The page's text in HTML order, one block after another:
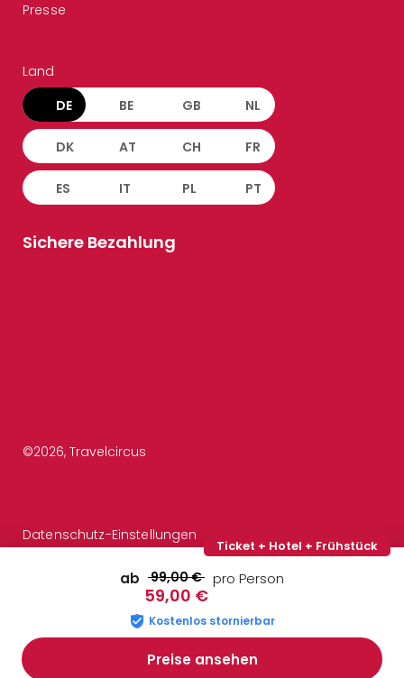
Ticket + Hotel + Frühstück
ab 99,00 €
59,00 €
pro Person
Kostenlos stornierbar
Preise ansehen
Presse
Land
DE BE GB NL
DK AT CH FR
ES IT PL PT
Sichere Bezahlung
©2026, Travelcircus
Datenschutz-Einstellungen